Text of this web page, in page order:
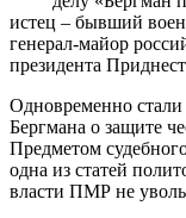
истец – бывший
генерал-майор
президента
Одновременно стали
Бергмана о защите
Предметом
одна из статей
власти ПМР не